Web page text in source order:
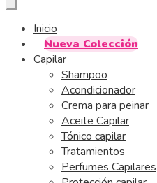
Inicio
Nueva Colección
Capilar
Shampoo
Acondicionador
Crema para peinar
Aceite Capilar
Tónico capilar
Tratamientos
Perfumes Capilares